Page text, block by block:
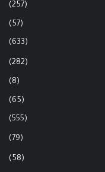
(257)
(57)
(633)
(282)
(8)
(65)
(555)
(79)
(58)